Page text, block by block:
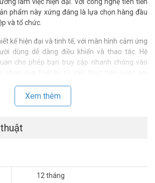
phẩm này xứng đáng là lựa chọn hàng đầu
và tổ chức.
kế hiện đại và tinh tế, với màn hình cảm ứng
dùng dễ dàng điều khiển và thao tác. Hệ
cho phép bạn truy cập nhanh chóng vào
CP965 được tích hợp các công nghệ bảo
Các tính năng mã hóa SSL/TLS và SRTP giúp
khỏi việc bị xâm nhập.
Yealink CP965
chi phí: Giảm thiểu thời gian tổ chức cuộc họp
thành viên tham gia.
Xem thêm
12 tháng